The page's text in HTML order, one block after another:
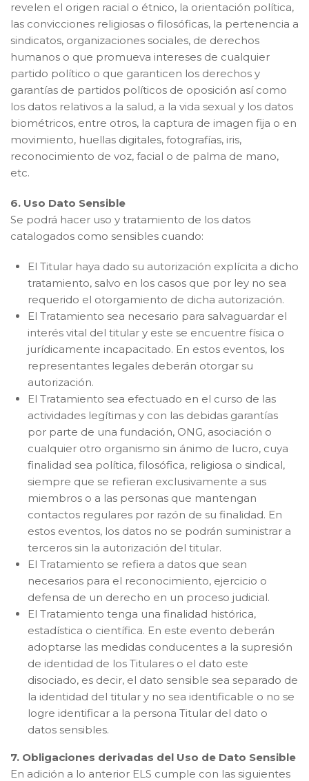
revelen el origen racial o étnico, la orientación política,
las convicciones religiosas o filosóficas, la pertenencia a
sindicatos, organizaciones sociales, de derechos
humanos o que promueva intereses de cualquier
partido político o que garanticen los derechos y
garantías de partidos políticos de oposición así como
los datos relativos a la salud, a la vida sexual y los datos
biométricos, entre otros, la captura de imagen fija o en
movimiento, huellas digitales, fotografías, iris,
reconocimiento de voz, facial o de palma de mano,
etc.
6. Uso Dato Sensible
Se podrá hacer uso y tratamiento de los datos
catalogados como sensibles cuando:
El Titular haya dado su autorización explícita a dicho
tratamiento, salvo en los casos que por ley no sea
requerido el otorgamiento de dicha autorización.
El Tratamiento sea necesario para salvaguardar el
interés vital del titular y este se encuentre física o
jurídicamente incapacitado. En estos eventos, los
representantes legales deberán otorgar su
autorización.
El Tratamiento sea efectuado en el curso de las
actividades legítimas y con las debidas garantías
por parte de una fundación, ONG, asociación o
cualquier otro organismo sin ánimo de lucro, cuya
finalidad sea política, filosófica, religiosa o sindical,
siempre que se refieran exclusivamente a sus
miembros o a las personas que mantengan
contactos regulares por razón de su finalidad. En
estos eventos, los datos no se podrán suministrar a
terceros sin la autorización del titular.
El Tratamiento se refiera a datos que sean
necesarios para el reconocimiento, ejercicio o
defensa de un derecho en un proceso judicial.
El Tratamiento tenga una finalidad histórica,
estadística o científica. En este evento deberán
adoptarse las medidas conducentes a la supresión
de identidad de los Titulares o el dato este
disociado, es decir, el dato sensible sea separado de
la identidad del titular y no sea identificable o no se
logre identificar a la persona Titular del dato o
datos sensibles.
7. Obligaciones derivadas del Uso de Dato Sensible
En adición a lo anterior ELS cumple con las siguientes